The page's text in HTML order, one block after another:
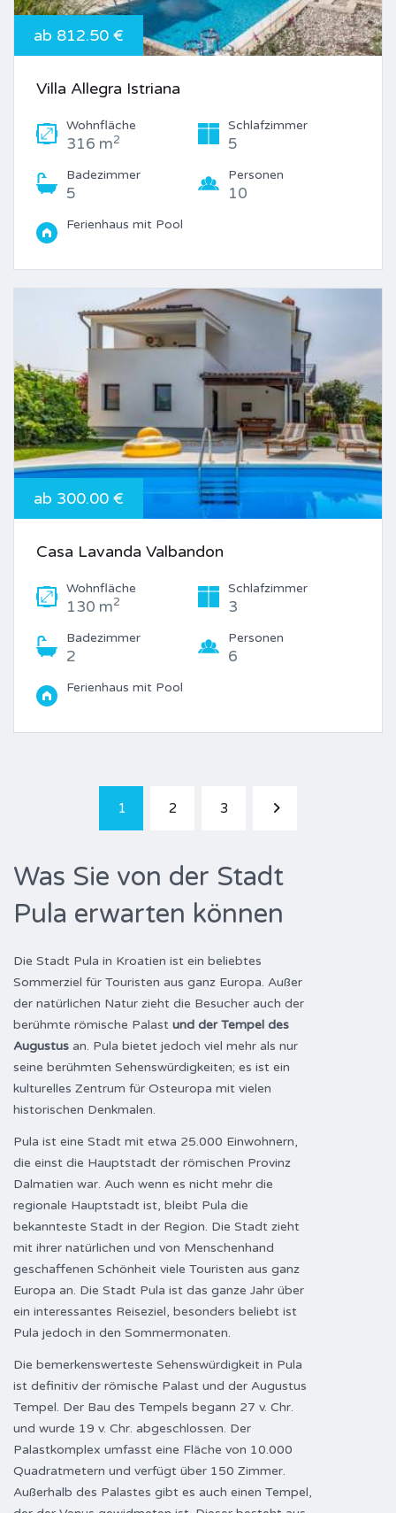
ab 812.50 €
Villa Allegra Istriana
Wohnfläche
316 m2
Schlafzimmer
5
Badezimmer
5
Personen
10
Ferienhaus mit Pool
ab 300.00 €
Casa Lavanda Valbandon
Wohnfläche
130 m2
Schlafzimmer
3
Badezimmer
2
Personen
6
Ferienhaus mit Pool
1 2 3
Was Sie von der Stadt
Pula erwarten können
Die Stadt Pula in Kroatien ist ein beliebtes
Sommerziel für Touristen aus ganz Europa. Außer
der natürlichen Natur zieht die Besucher auch der
berühmte römische Palast und der Tempel des
Augustus an. Pula bietet jedoch viel mehr als nur
seine berühmten Sehenswürdigkeiten; es ist ein
kulturelles Zentrum für Osteuropa mit vielen
historischen Denkmalen.
Pula ist eine Stadt mit etwa 25.000 Einwohnern,
die einst die Hauptstadt der römischen Provinz
Dalmatien war. Auch wenn es nicht mehr die
regionale Hauptstadt ist, bleibt Pula die
bekannteste Stadt in der Region. Die Stadt zieht
mit ihrer natürlichen und von Menschenhand
geschaffenen Schönheit viele Touristen aus ganz
Europa an. Die Stadt Pula ist das ganze Jahr über
ein interessantes Reiseziel, besonders beliebt ist
Pula jedoch in den Sommermonaten.
Die bemerkenswerteste Sehenswürdigkeit in Pula
ist definitiv der römische Palast und der Augustus
Tempel. Der Bau des Tempels begann 27 v. Chr.
und wurde 19 v. Chr. abgeschlossen. Der
Palastkomplex umfasst eine Fläche von 10.000
Quadratmetern und verfügt über 150 Zimmer.
Außerhalb des Palastes gibt es auch einen Tempel,